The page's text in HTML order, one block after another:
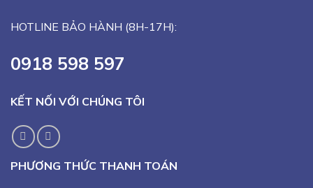
HOTLINE BẢO HÀNH (8H-17H):
0918 598 597
KẾT NỐI VỚI CHÚNG TÔI
PHƯƠNG THỨC THANH TOÁN